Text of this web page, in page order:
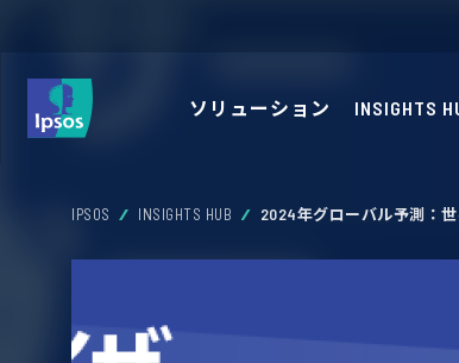
ソリューション INSIGHTS
IPSOS INSIGHTS HUB 2024年グローバル予測：